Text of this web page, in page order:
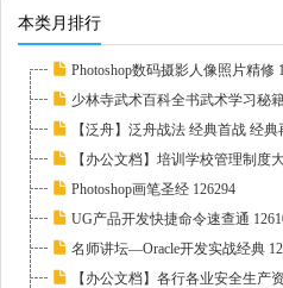
本类月排行
Photoshop数码摄影人像照片精修
少林寺武术百科全书武术学习秘籍
【泛舟】泛舟战法 经典首战 经典
【办公文档】培训学校管理制度
Photoshop画笔圣经 126294
UG产品开发快捷命令速查通
名师讲坛—Oracle开发实战经典
【办公文档】各行各业安全生产